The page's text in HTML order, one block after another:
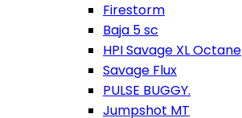
Firestorm
Baja 5 sc
HPI Savage XL Octane
Savage Flux
PULSE BUGGY.
Jumpshot MT